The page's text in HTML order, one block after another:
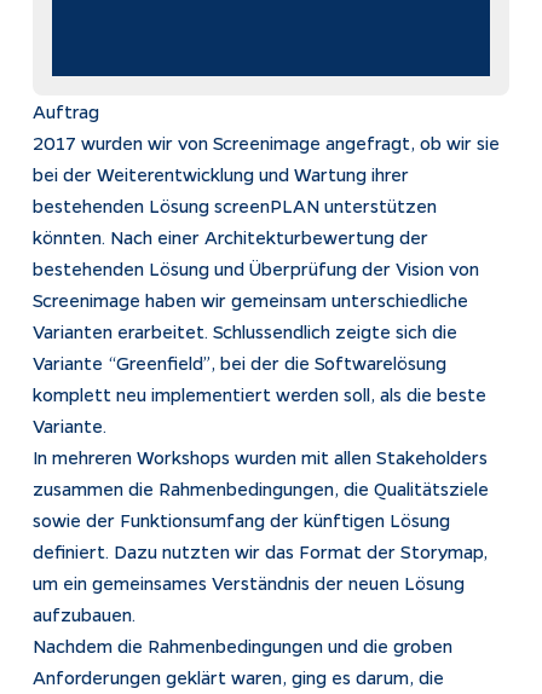
Auftrag
2017 wurden wir von Screenimage angefragt, ob wir sie
bei der Weiterentwicklung und Wartung ihrer
bestehenden Lösung screenPLAN unterstützen
könnten. Nach einer Architekturbewertung der
bestehenden Lösung und Überprüfung der Vision von
Screenimage haben wir gemeinsam unterschiedliche
Varianten erarbeitet. Schlussendlich zeigte sich die
Variante “Greenfield”, bei der die Softwarelösung
komplett neu implementiert werden soll, als die beste
Variante.
In mehreren Workshops wurden mit allen Stakeholders
zusammen die Rahmenbedingungen, die Qualitätsziele
sowie der Funktionsumfang der künftigen Lösung
definiert. Dazu nutzten wir das Format der Storymap,
um ein gemeinsames Verständnis der neuen Lösung
aufzubauen.
Nachdem die Rahmenbedingungen und die groben
Anforderungen geklärt waren, ging es darum, die